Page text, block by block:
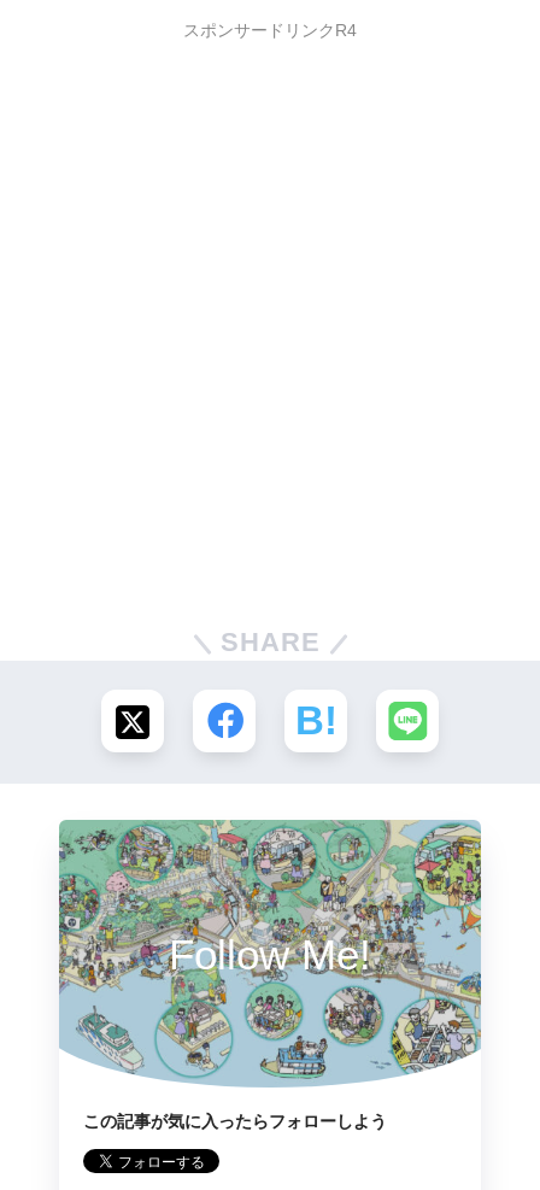
スポンサードリンクR4
SHARE
Follow Me!
この記事が気に入ったらフォローしよう